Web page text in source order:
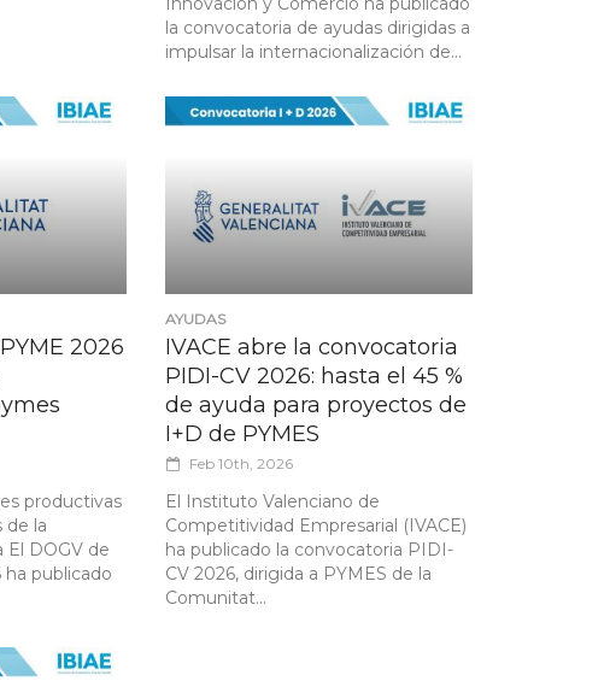
la convocatoria de ayudas dirigidas a
impulsar la internacionalización de...
2026
productivas
de la
El DOGV de
ha publicado
AYUDAS
IVACE abre la convocatoria
PIDI-CV 2026: hasta el 45 %
de ayuda para proyectos de
I+D de PYMES
Feb 10th, 2026
El Instituto Valenciano de
Competitividad Empresarial (IVACE)
ha publicado la convocatoria PIDI-
CV 2026, dirigida a PYMES de la
Comunitat...